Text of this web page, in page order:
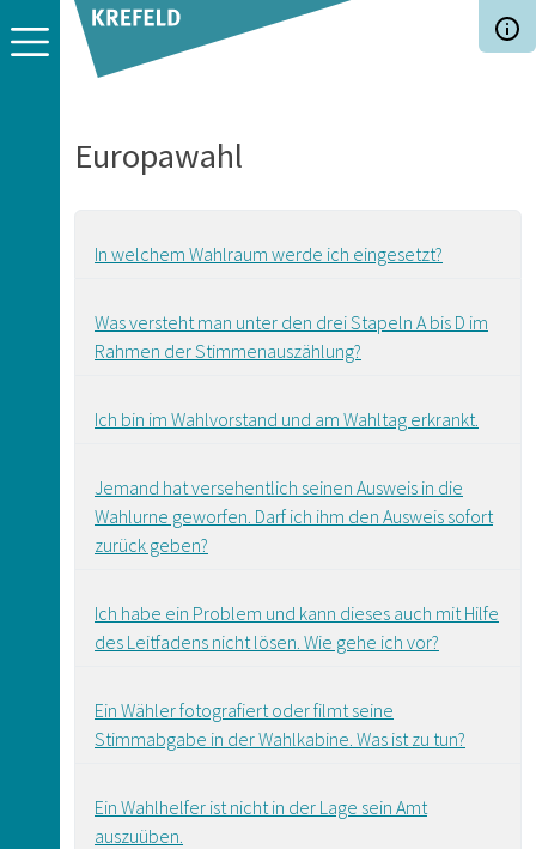
Direkt zum Inhalt
Europawahl
In welchem Wahlraum werde ich eingesetzt?
Was versteht man unter den drei Stapeln A bis D im
Rahmen der Stimmenauszählung?
Ich bin im Wahlvorstand und am Wahltag erkrankt.
Jemand hat versehentlich seinen Ausweis in die
Wahlurne geworfen. Darf ich ihm den Ausweis sofort
zurück geben?
Ich habe ein Problem und kann dieses auch mit Hilfe
des Leitfadens nicht lösen. Wie gehe ich vor?
Ein Wähler fotografiert oder filmt seine
Stimmabgabe in der Wahlkabine. Was ist zu tun?
Ein Wahlhelfer ist nicht in der Lage sein Amt
auszuüben.